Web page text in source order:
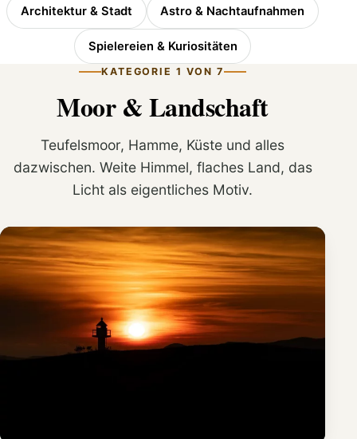
Architektur & Stadt Astro & Nachtaufnahmen
Spielereien & Kuriositäten
KATEGORIE 1 VON 7
Moor & Landschaft
Teufelsmoor, Hamme, Küste und alles
dazwischen. Weite Himmel, flaches Land, das
Licht als eigentliches Motiv.